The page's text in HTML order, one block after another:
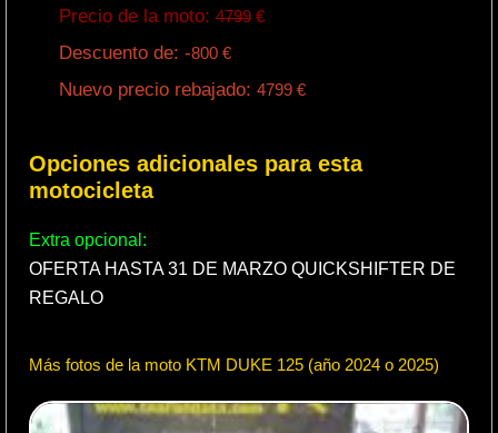
Precio de la moto:4799€
Descuento de: -800€
Nuevo precio rebajado: 4799€
Opciones adicionales para esta
motocicleta
Extra opcional:
OFERTA HASTA 31 DE MARZO QUICKSHIFTER DE
REGALO
Más fotos de la moto KTM DUKE 125 (año 2024 o 2025)